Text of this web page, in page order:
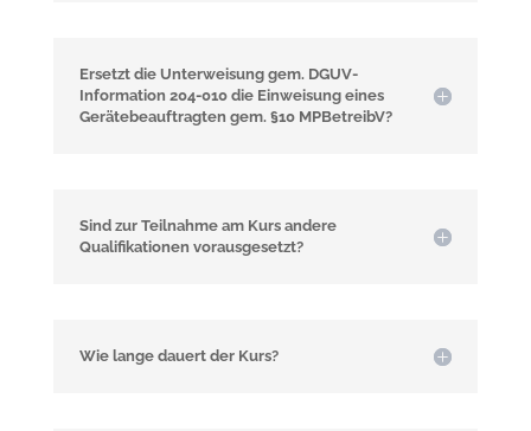
Ersetzt die Unterweisung gem. DGUV-
Information 204-010 die Einweisung eines
Gerätebeauftragten gem. §10 MPBetreibV?
Sind zur Teilnahme am Kurs andere
Qualifikationen vorausgesetzt?
Wie lange dauert der Kurs?